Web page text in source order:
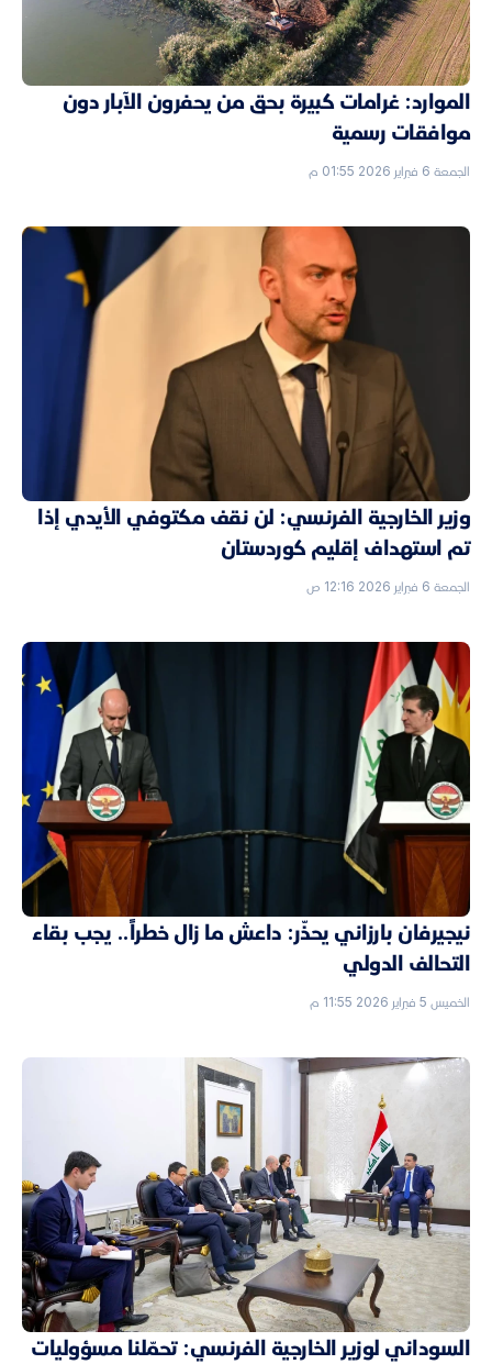
الموارد: غرامات كبيرة بحق من يحفرون الآبار دون
موافقات رسمية
الجمعة 6 فبراير 2026 01:55 م
وزير الخارجية الفرنسي: لن نقف مكتوفي الأيدي إذا
تم استهداف إقليم كوردستان
الجمعة 6 فبراير 2026 12:16 ص
نيجيرفان بارزاني يحذّر: داعش ما زال خطراً.. يجب بقاء
التحالف الدولي
الخميس 5 فبراير 2026 11:55 م
السوداني لوزير الخارجية الفرنسي: تحمّلنا مسؤوليات